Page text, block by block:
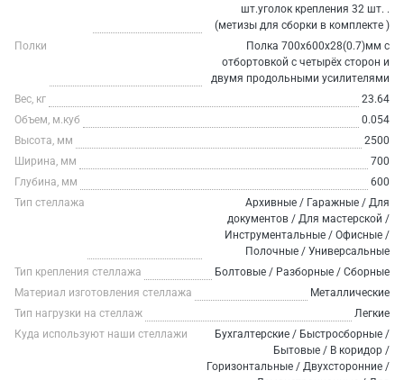
шт.уголок крепления 32 шт. .
(метизы для сборки в комплекте )
Полки
Полка 700х600х28(0.7)мм с
отбортовкой с четырёх сторон и
двумя продольными усилителями
Вес, кг
23.64
Объем, м.куб
0.054
Высота, мм
2500
Ширина, мм
700
Глубина, мм
600
Тип стеллажа
Архивные / Гаражные / Для
документов / Для мастерской /
Инструментальные / Офисные /
Полочные / Универсальные
Тип крепления стеллажа
Болтовые / Разборные / Сборные
Материал изготовления стеллажа
Металлические
Тип нагрузки на стеллаж
Легкие
Куда используют наши стеллажи
Бухгалтерские / Быстросборные /
Бытовые / В коридор /
Горизонтальные / Двухсторонние /